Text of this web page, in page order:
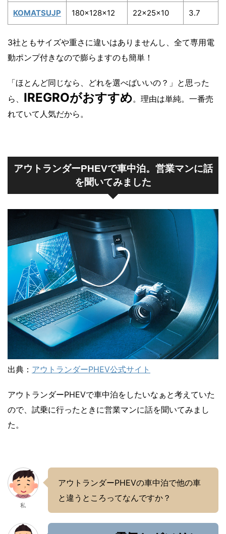
KOMATSUJP 180×128×12 22×25×10 3.7
3社ともサイズや重さに違いはありませんし、全て専用電
動ポンプ付きなので膨らますのも簡単！
「ほとんど同じなら、どれを選べばいいの？」と思った
ら、 IREGROがおすすめ。理由は単純。一番売
れていて人気だから。
アウトランダーPHEVで車中泊。営業マンに話
を聞いてみました
出典： アウトランダーPHEV公式サイト
アウトランダーPHEVで車中泊をしたいなぁと考えていた
ので、試乗に行ったときに営業マンに話を聞いてみまし
た。
私
アウトランダーPHEVの車中泊で他の車
と違うところってなんですか？